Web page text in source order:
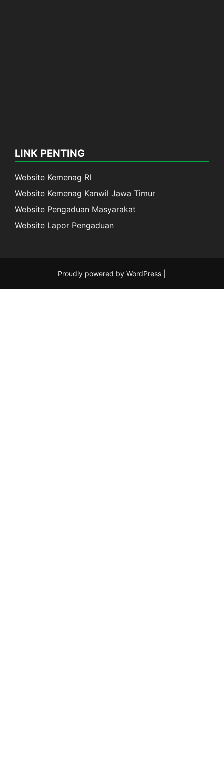
LINK PENTING
Website Kemenag RI
Website Kemenag Kanwil Jawa Timur
Website Pengaduan Masyarakat
Website Lapor Pengaduan
Proudly powered by WordPress